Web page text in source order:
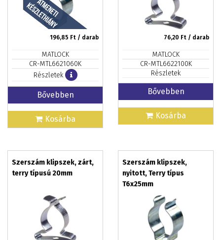
196,85 Ft / darab
MATLOCK
CR-MTL6621060K
Részletek
Bővebben
Kosárba
76,20 Ft / darab
MATLOCK
CR-MTL6622100K
Részletek
Bővebben
Kosárba
Szerszám klipszek, zárt,
terry típusú 20mm
Szerszám klipszek,
nyitott, Terry típus
T6x25mm